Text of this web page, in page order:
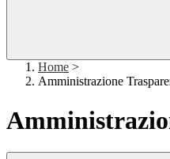
Home >
Amministrazione